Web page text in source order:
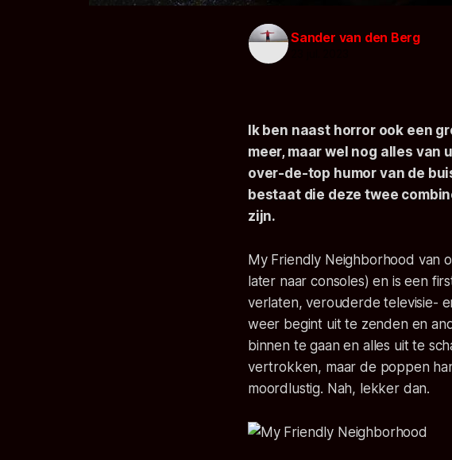
Sander van den Berg
Ik ben naast horror ook een
meer, maar wel nog alles van
over-de-top humor van de
bestaat die deze twee
zijn.
My Friendly Neighborhood van
later naar consoles) en is een
verlaten, verouderde televisie-
weer begint uit te zenden en
binnen te gaan en alles uit te
vertrokken, maar de poppen
moordlustig. Nah, lekker dan.